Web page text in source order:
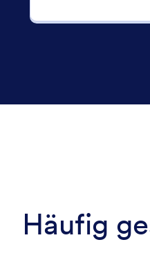
Häufig